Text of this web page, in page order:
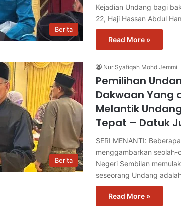
Berita
Kejadian Undang bagi
22, Haji Hassan Abdul
Read More »
Berita
Nur Syafiqah Mohd Jemmi
Pemilihan
Dakwaan Yang
Melantik
Tepat – Datuk
SERI MENANTI:
menggambarkan seolah-
Negeri Sembilan
seseorang Undang
Read More »